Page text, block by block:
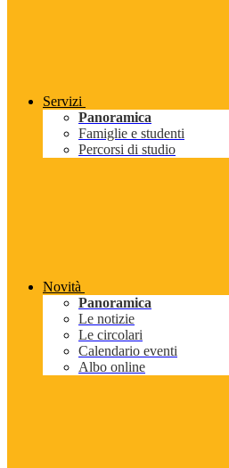
Servizi
Panoramica
Famiglie e studenti
Percorsi di studio
Novità
Panoramica
Le notizie
Le circolari
Calendario eventi
Albo online